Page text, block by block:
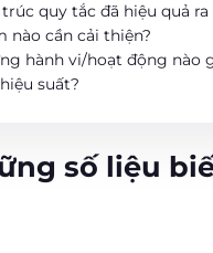
trúc quy tắc đã hiệu quả ra
nào cần cải thiện?
hành vi/hoạt động nào
suất?
số liệu